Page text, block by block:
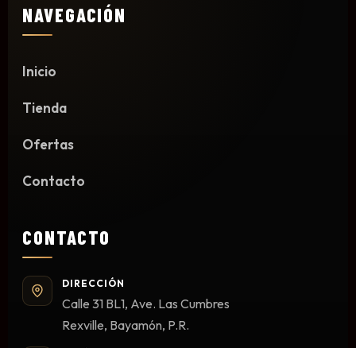
Otros
Tijeras y Portanavajas
Limpieza y Desinfección
Otros
Nail Drills
NAVEGACIÓN
Inicio
Tienda
Ofertas
Contacto
CONTACTO
DIRECCIÓN
Calle 31 BL1, Ave. Las Cumbres
Rexville, Bayamón, P.R.